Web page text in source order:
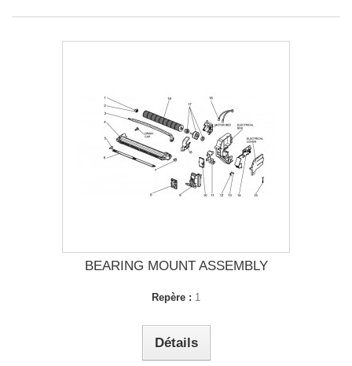
BEARING MOUNT ASSEMBLY
Repère : 1
Détails